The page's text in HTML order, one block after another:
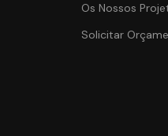
Os Nossos
Solicitar